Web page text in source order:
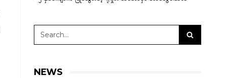
NEWS